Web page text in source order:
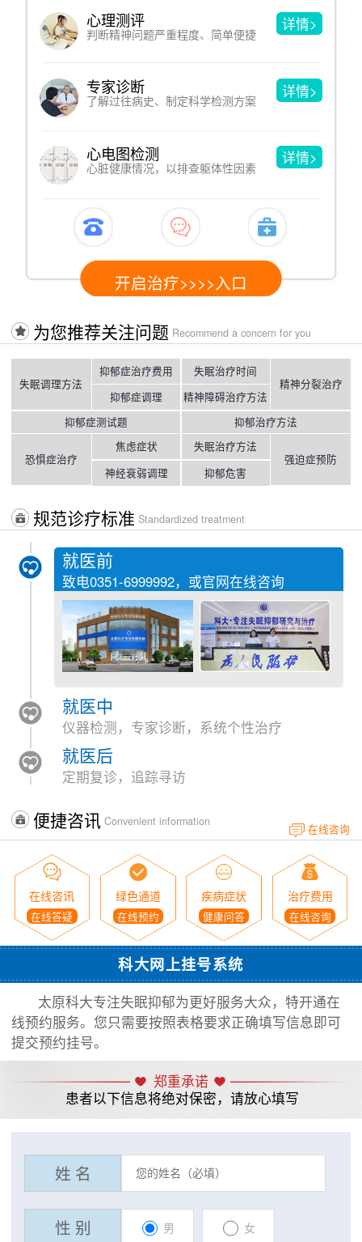
心理测评
判断精神问题严重程度、简单便捷
详情>
专家诊断
了解过往病史、制定科学检测方案
详情>
心电图检测
心脏健康情况，以排查躯体性因素
详情>
开启治疗>>>>入口
为您推荐关注问题 Recommend a concern for you
失眠调理方法
抑郁症治疗费用
抑郁症调理
失眠治疗时间
精神障碍治疗方法
精神分裂治疗
抑郁症测试题 抑郁治疗方法
恐惧症治疗
焦虑症状
神经衰弱调理
失眠治疗方法
抑郁危害
强迫症预防
规范诊疗标准 Standardized treatment
就医前
致电0351-6999992，或官网在线咨询
就医中
仪器检测，专家诊断，系统个性治疗
就医后
定期复诊，追踪寻访
便捷咨讯 Convenient information
在线咨询
在线咨讯
在线答疑
绿色通道
在线预约
疾病症状
健康问答
治疗费用
在线咨询
科大网上挂号系统
太原科大专注失眠抑郁为更好服务大众，特开通在
线预约服务。您只需要按照表格要求正确填写信息即可
提交预约挂号。
郑重承诺
患者以下信息将绝对保密，请放心填写
姓 名
性 别 男 女